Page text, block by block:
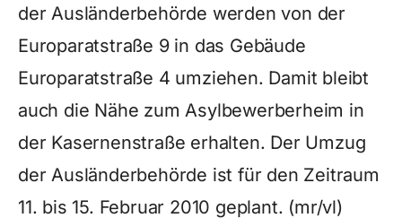
der Ausländerbehörde werden von der
Europaratstraße 9 in das Gebäude
Europaratstraße 4 umziehen. Damit bleibt
auch die Nähe zum Asylbewerberheim in
der Kasernenstraße erhalten. Der Umzug
der Ausländerbehörde ist für den Zeitraum
11. bis 15. Februar 2010 geplant. (mr/vl)